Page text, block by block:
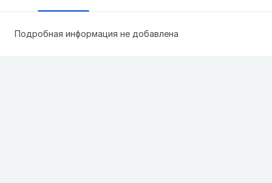
Подробная информация не добавлена